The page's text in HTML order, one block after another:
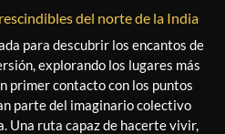
del norte de la India
para descubrir los encantos de
explorando los lugares más
primer contacto con los puntos
parte del imaginario colectivo
Una ruta capaz de hacerte vivir,